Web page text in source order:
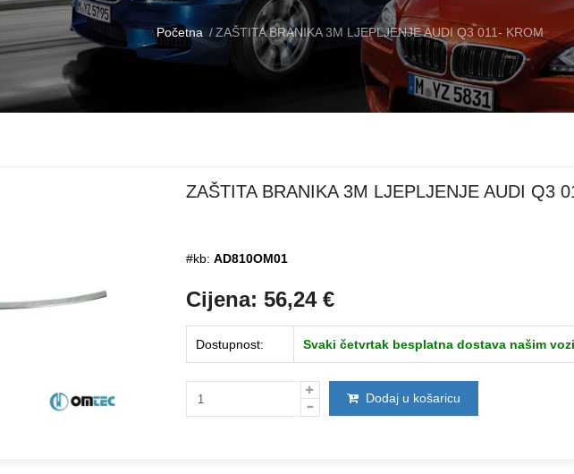
Početna ZAŠTITA BRANIKA 3M LJEPLJENJE AUDI Q3 011- KROM
ZAŠTITA BRANIKA 3M LJEPLJENJE AUDI Q3
#kb:AD810OM01
Cijena:56,24€
Dostupnost: Svaki četvrtak besplatna dostava našim
Dodaj u košaricu